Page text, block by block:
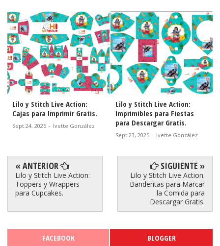
Lilo y Stitch Live Action:
Cajas para Imprimir Gratis.
Sept 24, 2025 - Ivette González
Lilo y Stitch Live Action:
Imprimibles para Fiestas
para Descargar Gratis.
Sept 23, 2025 - Ivette González
« ANTERIOR
Lilo y Stitch Live Action:
Toppers y Wrappers
para Cupcakes.
SIGUIENTE »
Lilo y Stitch Live Action:
Banderitas para Marcar
la Comida para
Descargar Gratis.
FACEBOOK BLOGGER